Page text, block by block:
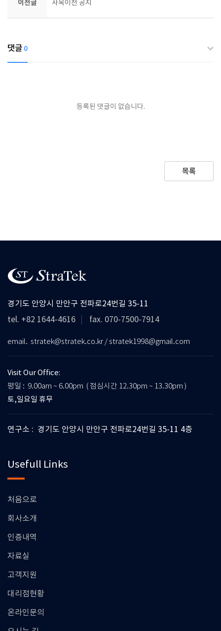
이전글 사옥이전 공지
댓글 0
등록된 댓글이 없습니다.
목록
경기도 안양시 만안구 전파로24번길 35-11
tel. +82 1644-4616
fax. 070-7500-7914
email. stratek@stratek.co.kr / stratek1998@gmail.com
Visit Our Office:
평일 : 9.00am ~ 6.00pm ( 점심시간 12.30pm ~ 13.30pm )
토,일요일 휴무
연구소 : 경기도 안양시 만안구 전파로24번길 35-11 4층
Usefull Links
처음으로
회사소개
인증내역
자료실
고객지원
대리점현황
온라인문의